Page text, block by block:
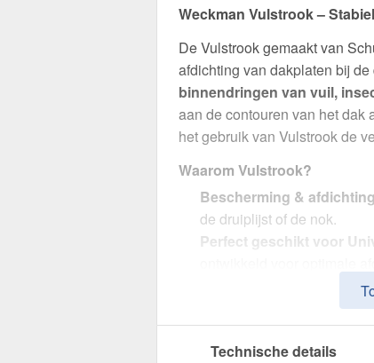
Weckman Vulstrook –
De Vulstrook gemaakt van
afdichting van dakplaten bij
binnendringen van vuil,
aan de contouren van het dak
het gebruik van Vulstrook de
Waarom Vulstrook?
Bescherming & afdichting
de druiplijst of de nok.
Perfect geschikt voor
– Met
terwijl de zonder
Eenvoudige verwerking–
montage.
Technische details